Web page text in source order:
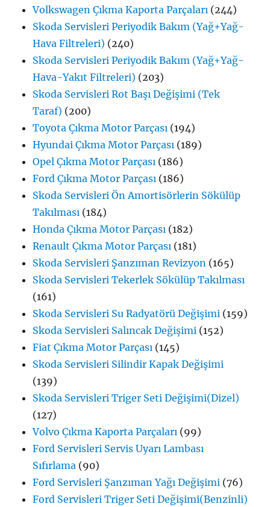
Volkswagen Çıkma Kaporta Parçaları (244)
Skoda Servisleri Periyodik Bakım (Yağ+Yağ-
Hava Filtreleri) (240)
Skoda Servisleri Periyodik Bakım (Yağ+Yağ-
Hava-Yakıt Filtreleri) (203)
Skoda Servisleri Rot Başı Değişimi (Tek
Taraf) (200)
Toyota Çıkma Motor Parçası (194)
Hyundai Çıkma Motor Parçası (189)
Opel Çıkma Motor Parçası (186)
Ford Çıkma Motor Parçası (186)
Skoda Servisleri Ön Amortisörlerin Sökülüp
Takılması (184)
Honda Çıkma Motor Parçası (182)
Renault Çıkma Motor Parçası (181)
Skoda Servisleri Şanzıman Revizyon (165)
Skoda Servisleri Tekerlek Sökülüp Takılması
(161)
Skoda Servisleri Su Radyatörü Değişimi (159)
Skoda Servisleri Salıncak Değişimi (152)
Fiat Çıkma Motor Parçası (145)
Skoda Servisleri Silindir Kapak Değişimi
(139)
Skoda Servisleri Triger Seti Değişimi(Dizel)
(127)
Volvo Çıkma Kaporta Parçaları (99)
Ford Servisleri Servis Uyarı Lambası
Sıfırlama (90)
Ford Servisleri Şanzıman Yağı Değişimi (76)
Ford Servisleri Triger Seti Değişimi(Benzinli)